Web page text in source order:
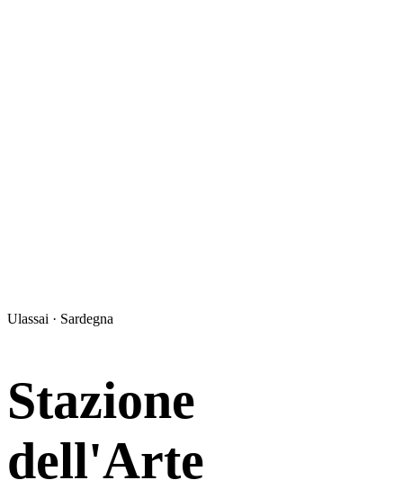
Ulassai · Sardegna
Stazione
dell'Arte